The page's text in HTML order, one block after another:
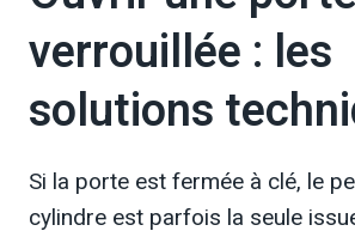
verrouillée : les
solutions
Si la porte est fermée à clé, le
cylindre est parfois la seule